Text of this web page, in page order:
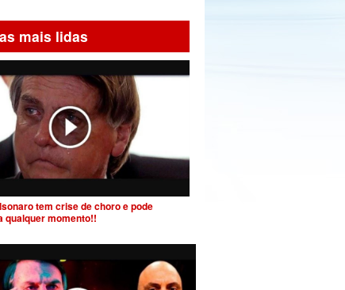
mais lidas
tem crise de choro e pode
qualquer momento!!